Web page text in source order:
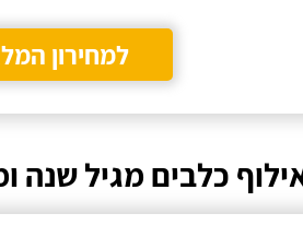
למחירון
כלבים מגיל שנה